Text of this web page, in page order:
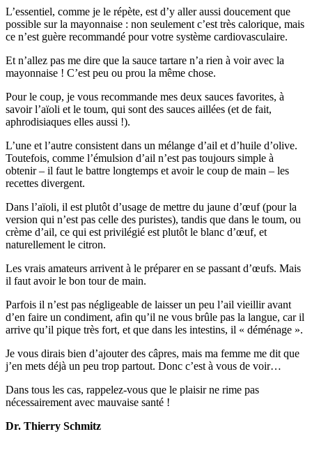
L’essentiel, comme je le répète, est d’y aller aussi doucement que
possible sur la mayonnaise : non seulement c’est très calorique, mais
ce n’est guère recommandé pour votre système cardiovasculaire.
Et n’allez pas me dire que la sauce tartare n’a rien à voir avec la
mayonnaise ! C’est peu ou prou la même chose.
Pour le coup, je vous recommande mes deux sauces favorites, à
savoir l’aïoli et le toum, qui sont des sauces aillées (et de fait,
aphrodisiaques elles aussi !).
L’une et l’autre consistent dans un mélange d’ail et d’huile d’olive.
Toutefois, comme l’émulsion d’ail n’est pas toujours simple à
obtenir – il faut le battre longtemps et avoir le coup de main – les
recettes divergent.
Dans l’aïoli, il est plutôt d’usage de mettre du jaune d’œuf (pour la
version qui n’est pas celle des puristes), tandis que dans le toum, ou
crème d’ail, ce qui est privilégié est plutôt le blanc d’œuf, et
naturellement le citron.
Les vrais amateurs arrivent à le préparer en se passant d’œufs. Mais
il faut avoir le bon tour de main.
Parfois il n’est pas négligeable de laisser un peu l’ail vieillir avant
d’en faire un condiment, afin qu’il ne vous brûle pas la langue, car il
arrive qu’il pique très fort, et que dans les intestins, il « déménage ».
Je vous dirais bien d’ajouter des câpres, mais ma femme me dit que
j’en mets déjà un peu trop partout. Donc c’est à vous de voir…
Dans tous les cas, rappelez-vous que le plaisir ne rime pas
nécessairement avec mauvaise santé !
Dr. Thierry Schmitz